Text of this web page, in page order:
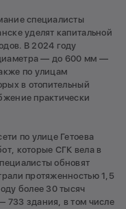
специалисты
уделят капитальной
В 2024 году
— до 600 мм —
по улицам
в отопительный
практически
по улице Гетоева
которые СГК вела в
обновят
протяженностью 1,5
более 30 тысяч
733 здания, в том числе